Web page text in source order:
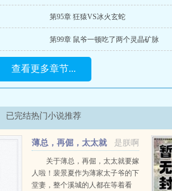
第95章 狂猿VS冰火玄蛇
第99章 鼠爷一顿吃了两个灵晶矿脉
查看更多章节...
已完结热门小说推荐
是朕啊
薄总，再倔，太太就
要嫁人啦！
关于薄总，再倔，太太就要嫁
人啦！裴景夏作为薄家太子爷的下
堂妻，整个溪城的人都在等着看